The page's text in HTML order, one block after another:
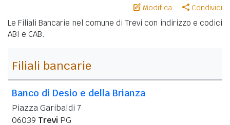
Modifica Condividi
Le Filiali Bancarie nel comune di Trevi con indirizzo e codici
ABI e CAB.
Filiali bancarie
Banco di Desio e della Brianza
Piazza Garibaldi 7
06039 Trevi PG